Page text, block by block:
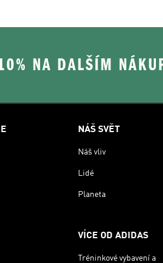
NA DALŠÍM
NÁŠ SVĚT
Náš vliv
Lidé
Planeta
VÍCE OD ADIDAS
Tréninkové vybavení a